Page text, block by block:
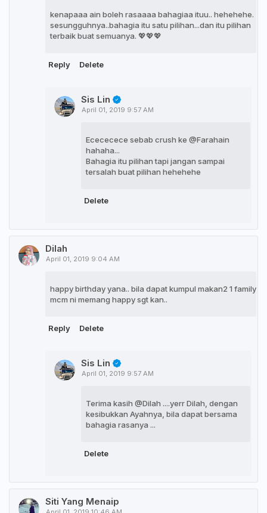
kenapaaa ain boleh rasaaaa bahagiaa ituu.. hehehehe.
sesungguhnya..bahagia itu satu pilihan...dan itu pilihan
terbaik buat semuanya. 💖💖💖
Reply Delete
Sis Lin
April 01, 2019 9:57 AM
Ecececece sebab crush ke @Farahain
hahaha...
Bahagia itu pilihan tapi jangan sampai
tersalah buat pilihan hehehehe
Delete
Dilah
April 01, 2019 9:04 AM
happy birthday yana.. bila dapat kumpul makan2 1 family
mcm ni memang happy sgt kan..
Reply Delete
Sis Lin
April 01, 2019 9:57 AM
Terima kasih @Dilah ....yerr Dilah, dengan
kesibukkan Ayahnya, bila dapat bersama
bahagia rasanya ...
Delete
Siti Yang Menaip